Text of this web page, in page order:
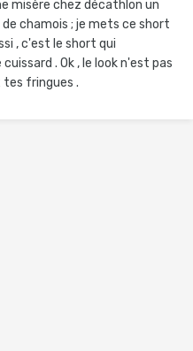
misère chez décathlon un
chamois ; je mets ce short
, c'est le short qui
. Ok , le look n'est pas
tes fringues .